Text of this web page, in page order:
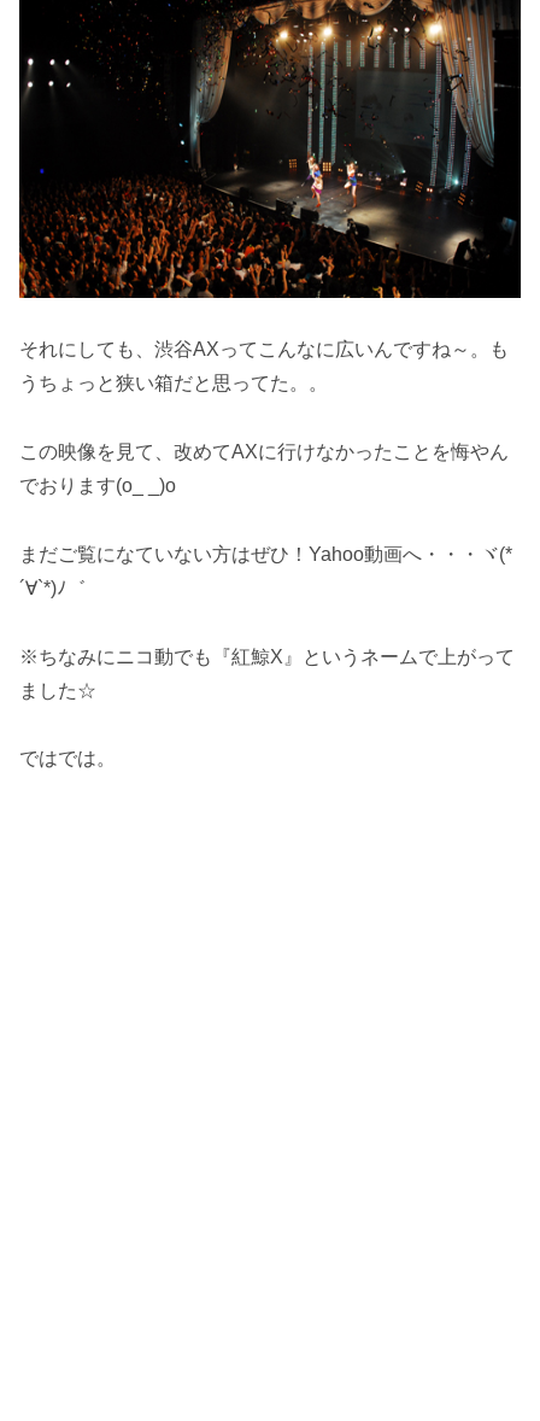
それにしても、渋谷AXってこんなに広いんですね～。も
うちょっと狭い箱だと思ってた。。
この映像を見て、改めてAXに行けなかったことを悔やん
でおります(o_ _)o
まだご覧になていない方はぜひ！Yahoo動画へ・・・ヾ(*
´∀`*)ﾉ゛
※ちなみにニコ動でも『紅鯨X』というネームで上がって
ました☆
ではでは。